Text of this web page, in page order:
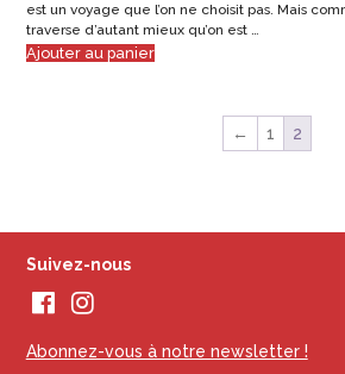
est un voyage que l’on ne choisit pas. Mais
traverse d’autant mieux qu’on est …
Ajouter au panier
← 1 2
Suivez-nous
Abonnez-vous à notre newsletter !